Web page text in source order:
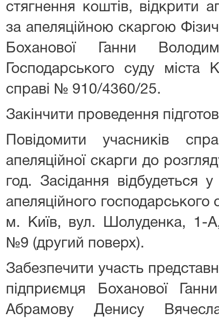
стягнення коштів, відкрити
за апеляційною скаргою
Боханової Ганни
Господарського суду
справі № 910/4360/25.
Закінчити проведення
Повідомити учасників
апеляційної скарги до
год. Засідання відбудеться
апеляційного
м. Київ, вул. Шолуденка, 1-
№9 (другий поверх).
Забезпечити участь
підприємця Боханової
Абрамову Денису